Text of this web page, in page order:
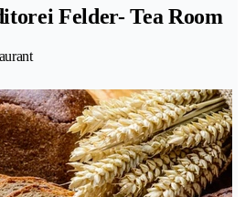
Felder- Tea Room